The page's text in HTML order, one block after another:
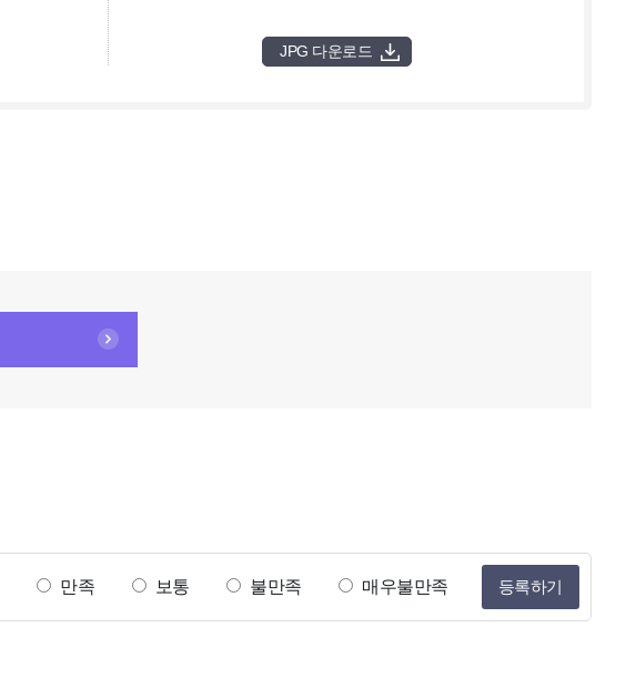
JPG 다운로드
만족 보통 불만족 매우불만족 등록하기